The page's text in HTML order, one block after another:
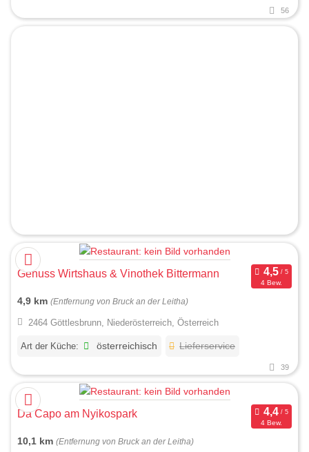
56
Genuss Wirtshaus & Vinothek Bittermann
4 Bew.
4,9 km (Entfernung von Bruck an der Leitha)
2464 Göttlesbrunn, Niederösterreich, Österreich
Art der Küche: österreichisch Lieferservice
39
Da Capo am Nyikospark
4 Bew.
10,1 km (Entfernung von Bruck an der Leitha)